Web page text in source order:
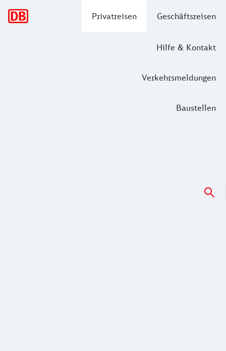
Privatreisen Geschäftsreisen
Hilfe & Kontakt
Verkehrsmeldungen
Baustellen